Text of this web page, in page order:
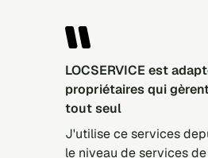
LOCSERVICE est adapté aux
propriétaires qui
tout seul
J'utilise ce services
le niveau de services de